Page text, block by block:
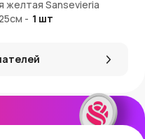
комплект поставки
кашпо.
от изображения
желтая Sansevieria
- 1 шт